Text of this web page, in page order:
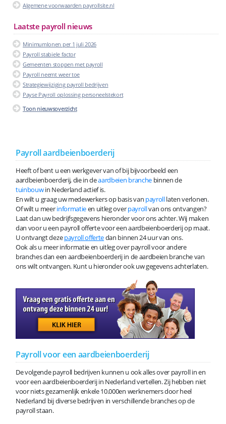
Algemene voorwaarden payrollsite.nl
Laatste payroll nieuws
Minimumlonen per 1 juli 2026
Payroll stabiele factor
Gemeenten stoppen met payroll
Payroll neemt weer toe
Strategiewijziging payroll bedrijven
Payse Payroll oplossing personeelstekort
Toon nieuwsoverzicht
Payroll aardbeienboerderij
Heeft of bent u een werkgever van of bij bijvoorbeeld een
aardbeienboerderij, die in deaardbeien branchebinnen de
tuinbouwin Nederland actief is.
En wilt u graag uw medewerkers op basis van payrolllaten verlonen.
Of wilt u meerinformatieen uitleg overpayrollvan ons ontvangen?
Laat dan uw bedrijfsgegevens hieronder voor ons achter. Wij maken
dan voor u een payroll offerte voor een aardbeienboerderij op maat.
U ontvangt dezepayroll offertedan binnen 24 uur van ons.
Ook als u meer informatie en uitleg over payroll voor andere
branches dan een aardbeienboerderij in de aardbeien branche van
ons wilt ontvangen. Kunt u hieronder ook uw gegevens achterlaten.
Payroll voor een aardbeienboerderij
De volgende payroll bedrijven kunnen u ook alles over payroll in en
voor een aardbeienboerderij in Nederland vertellen. Zij hebben niet
voor niets gezamenlijk enkele 10.000en werknemers door heel
Nederland bij diverse bedrijven in verschillende branches op de
payroll staan.